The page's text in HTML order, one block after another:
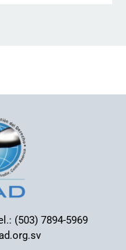
(503) 7894-5969